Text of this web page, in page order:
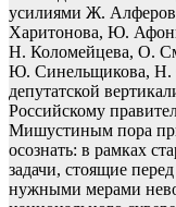
усилиями Ж.
Харитонова, Ю.
Н. Коломейцева, О.
Ю. Синельщикова, Н.
депутатской
Российскому
Мишустиным пора
осознать: в рамках
задачи, стоящие
нужными мерами